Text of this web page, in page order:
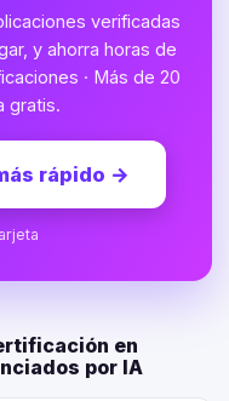
verificadas
y ahorra horas de
· Más de 20
gratis.
rápido →
en
por IA